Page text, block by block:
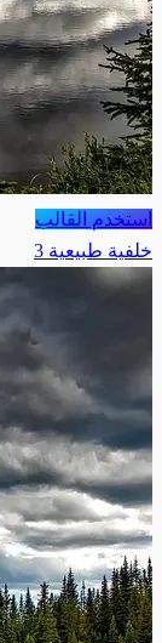
استخدم القالب
خلفية طبيعية 3